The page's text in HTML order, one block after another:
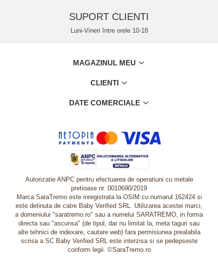
SUPORT CLIENTI
Luni-Vineri între orele 10-18
MAGAZINUL MEU
CLIENTI
DATE COMERCIALE
Autorizatie ANPC pentru efectuarea de operatiuni cu metale
pretioase nr. 0010690/2019
Marca SaraTremo este inregistrata la OSIM cu numarul 162424 si
este detinuta de catre Baby Verified SRL. Utilizarea acestei marci,
a domeniului "saratremo.ro" sau a numelui SARATREMO, in forma
directa sau "ascunsa" (de tipul, dar nu limitat la, meta taguri sau
alte tehnici de indexare, cautare web) fara permisiunea prealabila
scrisa a SC Baby Verified SRL este interzisa si se pedepseste
conform legii. ©SaraTremo.ro